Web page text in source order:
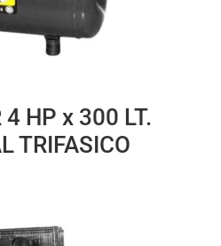
4 HP x 300 LT.
TRIFASICO